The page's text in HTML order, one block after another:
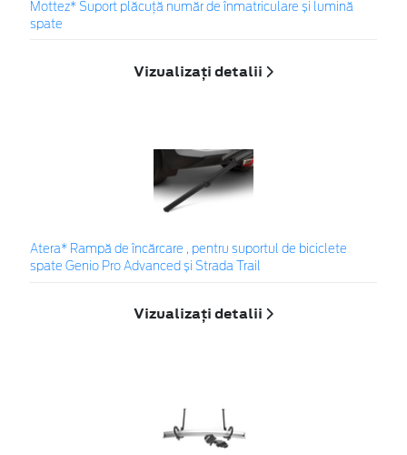
Mottez* Suport plăcuță număr de înmatriculare și lumină
spate
Vizualizați detalii
Atera* Rampă de încărcare , pentru suportul de biciclete
spate Genio Pro Advanced și Strada Trail
Vizualizați detalii